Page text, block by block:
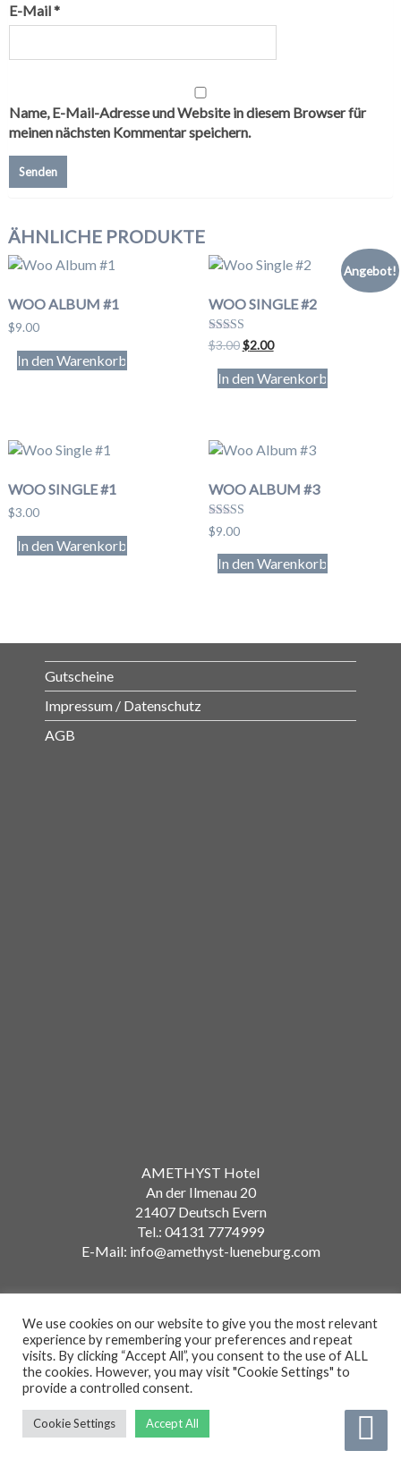
E-Mail*
Name, E-Mail-Adresse und Website in diesem Browser für
meinen nächsten Kommentar speichern.
ÄHNLICHE PRODUKTE
WOO ALBUM #1
$9.00
In den Warenkorb
Angebot!
WOO SINGLE #2
Bewertet
mit
4.50
von 5
$3.00 Ursprünglicher
war:
$2.00Aktueller
ist:
In den Warenkorb
WOO SINGLE #1
$3.00
In den Warenkorb
WOO ALBUM #3
Bewert
et mit
3.00
von 5
$9.00
In den Warenkorb
Gutscheine
Impressum / Datenschutz
AGB
AMETHYST Hotel
An der Ilmenau 20
21407 Deutsch Evern
Tel.: 04131 7774999
E-Mail: info@amethyst-lueneburg.com
Amethyst Hotel © 2021
We use cookies on our website to give you the most relevant
experience by remembering your preferences and repeat
visits. By clicking “Accept All”, you consent to the use of ALL
the cookies. However, you may visit "Cookie Settings" to
provide a controlled consent.
Cookie Settings Accept All